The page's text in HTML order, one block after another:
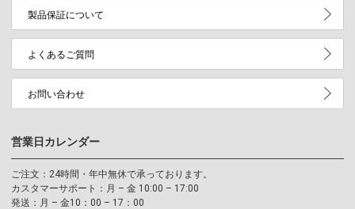
製品保証について
よくあるご質問
お問い合わせ
営業日カレンダー
ご注文：24時間・年中無休で承っております。
カスタマーサポート：月 – 金 10:00 – 17:00
発送：月 – 金10：00 – 17：00